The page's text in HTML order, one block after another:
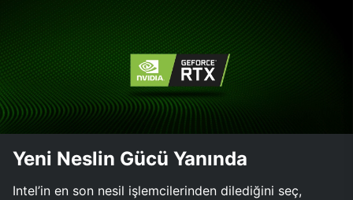
Yeni Neslin Gücü Yanında
Intel’in en son nesil işlemcilerinden dilediğini seç,